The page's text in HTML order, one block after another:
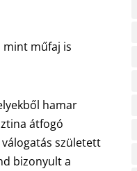
mint műfaj is
hamar
átfogó
született
bizonyult a